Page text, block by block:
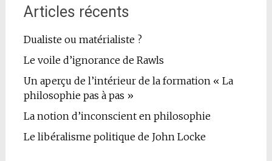
Articles récents
Dualiste ou matérialiste ?
Le voile d’ignorance de Rawls
Un aperçu de l’intérieur de la formation « La
philosophie pas à pas »
La notion d’inconscient en philosophie
Le libéralisme politique de John Locke